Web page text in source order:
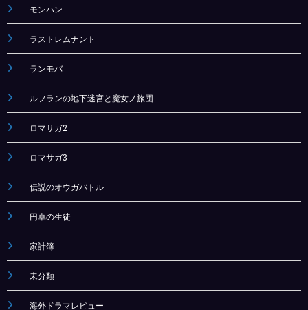
モンハン
ラストレムナント
ランモバ
ルフランの地下迷宮と魔女ノ旅団
ロマサガ2
ロマサガ3
伝説のオウガバトル
円卓の生徒
家計簿
未分類
海外ドラマレビュー